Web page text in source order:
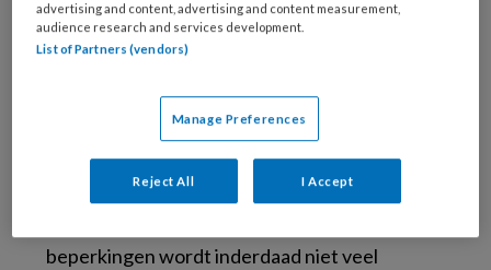
De tabel waar Lindeman het in zijn reactie over
heeft (‘Gevolgen van NAH die kunnen
de diversiteit in gedachten. Zo belangrijk om
de verschillen en ook de intensiteit van die
verschillen nooit uit het oog te verliezen.
beperkingen wordt inderdaad niet veel
advertising and content, advertising and content measurement,
audience research and services development.
List of Partners (vendors)
Manage Preferences
Reject All I Accept